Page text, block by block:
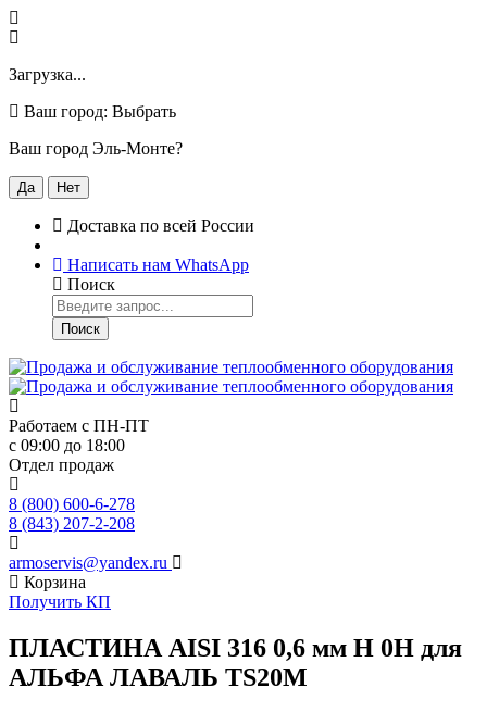
Загрузка...
Ваш город: Выбрать
Ваш город Эль-Монте?
Да Нет
Доставка по всей России
Написать нам WhatsApp
Поиск
Поиск
Работаем с ПН-ПТ
с 09:00 до 18:00
Отдел продаж
8 (800) 600-6-278
8 (843) 207-2-208
armoservis@yandex.ru
Корзина
Получить КП
ПЛАСТИНА AISI 316 0,6 мм H 0H для
АЛЬФА ЛАВАЛЬ TS20M